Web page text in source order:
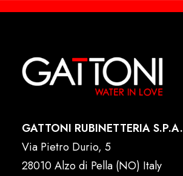
GATTONI RUBINETTERIA S.P.A.
Via Pietro Durio, 5
28010 Alzo di Pella (NO) Italy